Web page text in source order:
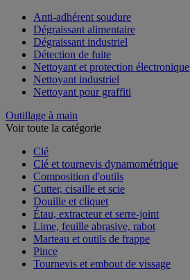
Anti-adhérent soudure
Dégraissant alimentaire
Dégraissant industriel
Détection de fuite
Nettoyant et protection électronique
Nettoyant industriel
Nettoyant pour graffiti
Outillage à main
Voir toute la catégorie
Clé
Clé et tournevis dynamométrique
Composition d'outils
Cutter, cisaille et scie
Douille et cliquet
Étau, extracteur et serre-joint
Lime, feuille abrasive, rabot
Marteau et outils de frappe
Pince
Tournevis et embout de vissage